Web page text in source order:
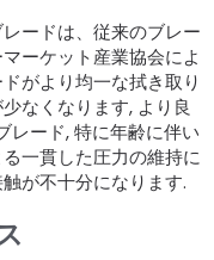
ードは、従来のブレー
ーケット産業協会によ
がより均一な拭き取り
なくなります, より良
レード, 特に年齢に伴い
一貫した圧力の維持に
が不十分になります.